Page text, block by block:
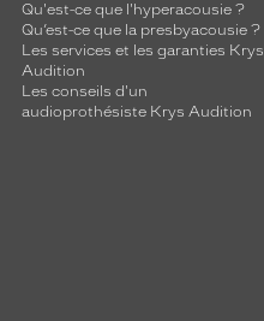
Qu'est-ce que l'hyperacousie ?
Qu’est-ce que la presbyacousie ?
Les services et les garanties Krys
Audition
Les conseils d'un
audioprothésiste Krys Audition